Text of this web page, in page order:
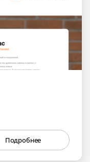
Подробнее